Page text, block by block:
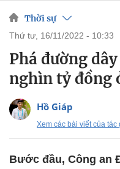
Thời sự
thứ tư, 16/11/2022 - 10:33
Phá đường
nghìn tỷ đồng
Hồ Giáp
Xem các bài viết của tác
Bước đầu, Công an